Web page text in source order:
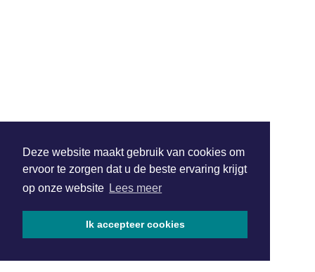
Deze website maakt gebruik van cookies om
ervoor te zorgen dat u de beste ervaring krijgt
op onze website Lees meer
Ik accepteer cookies